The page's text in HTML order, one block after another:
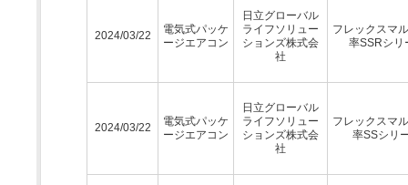
2024/03/22
電気式パッケ
ージエアコン
日立グローバル
ライフソリュー
ションズ株式会
社
フレックスマ
率SSRシリ
2024/03/22
電気式パッケ
ージエアコン
日立グローバル
ライフソリュー
ションズ株式会
社
フレックスマ
率SSシリ